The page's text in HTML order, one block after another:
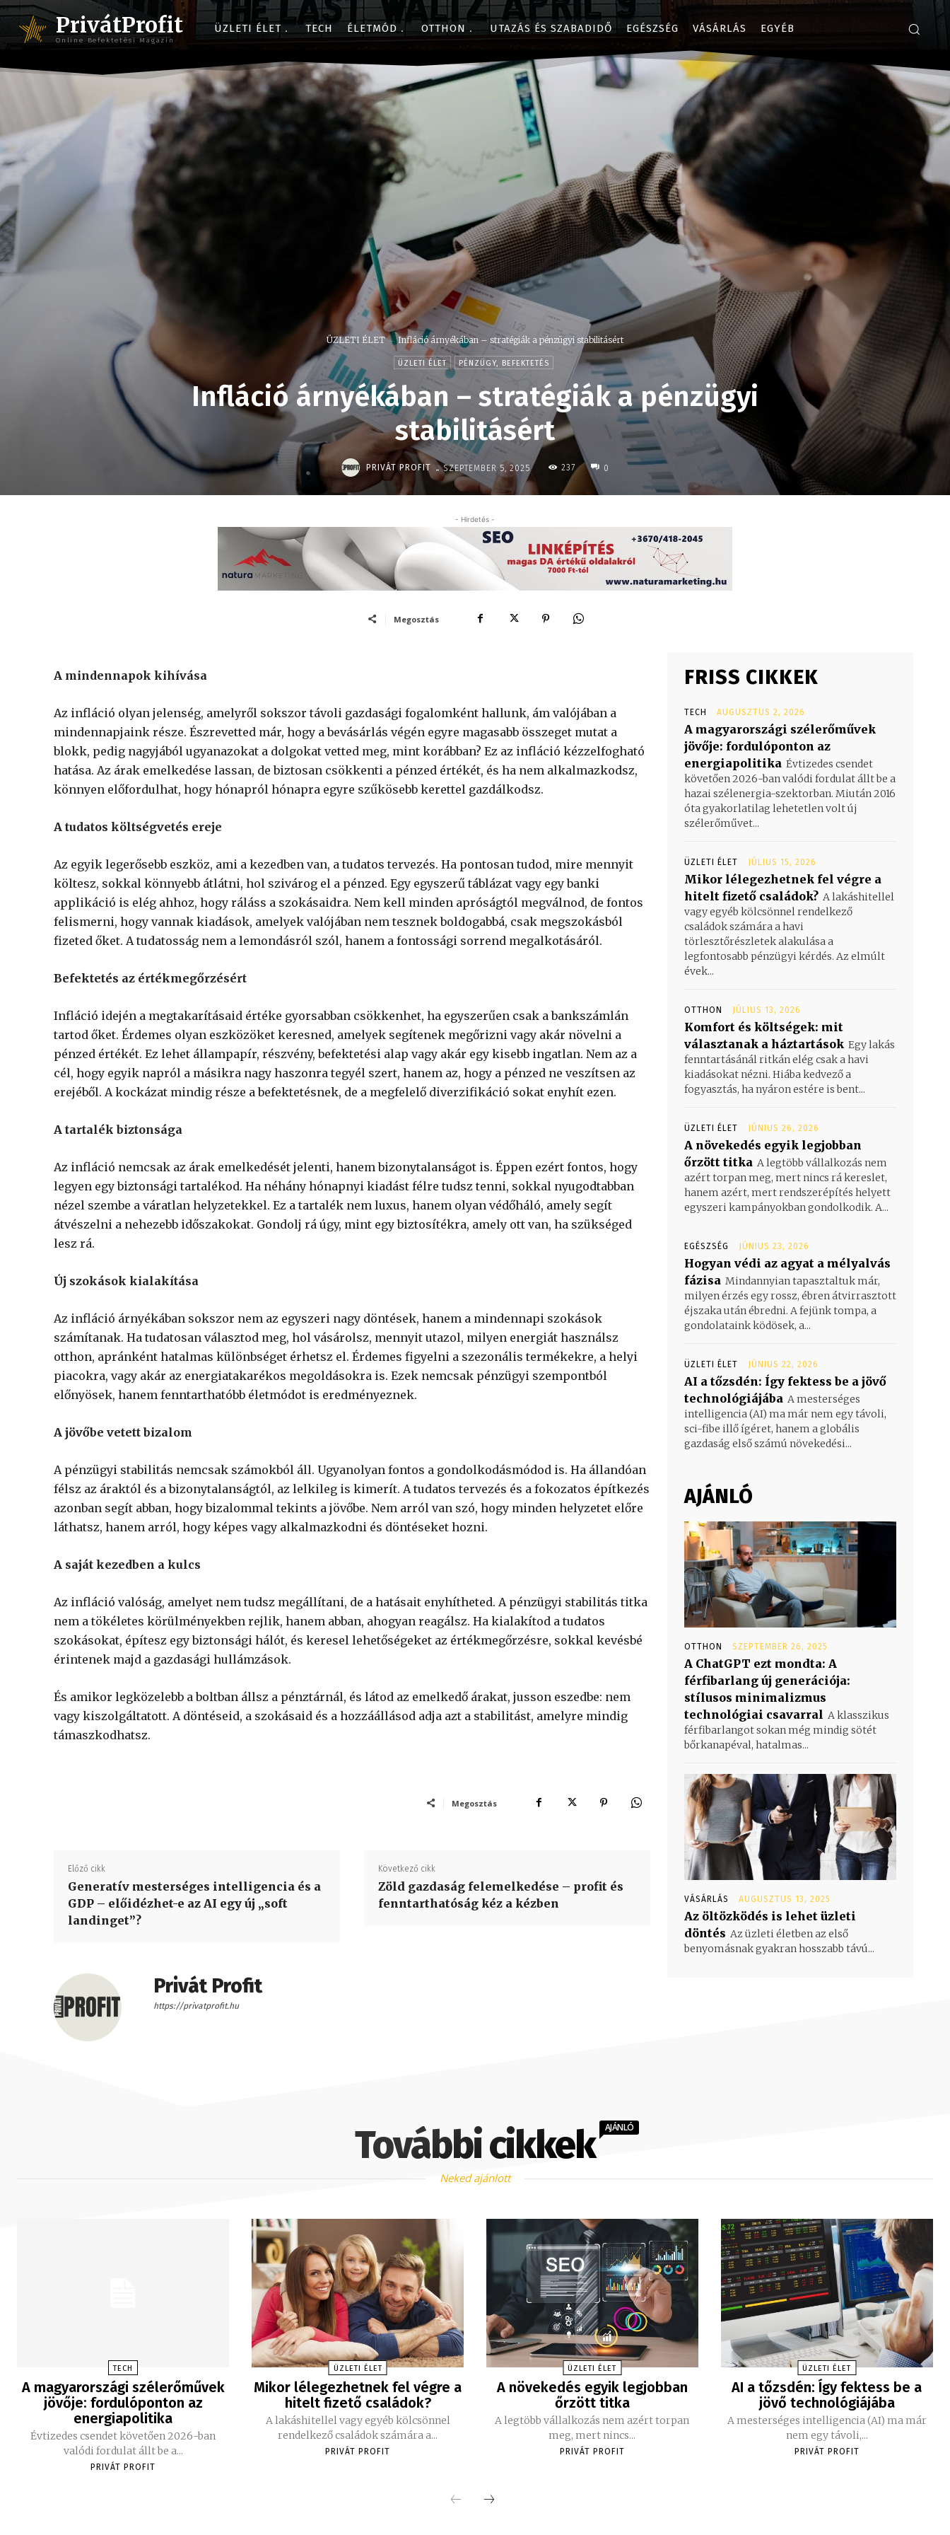
PrivátProfit
Online Befektetési Magazin
ÜZLETI ÉLET TECH ÉLETMÓD OTTHON UTAZÁS ÉS SZABADIDŐ EGÉSZSÉG VÁSÁRLÁS EGYÉB
ÜZLETI ÉLET Infláció árnyékában – stratégiák a pénzügyi stabilitásért
ÜZLETI ÉLET PÉNZÜGY, BEFEKTETÉS
Infláció árnyékában – stratégiák a pénzügyi
stabilitásért
PRIVÁT PROFIT - SZEPTEMBER 5, 2025 237 0
- Hirdetés -
Megosztás
A mindennapok kihívása
Az infláció olyan jelenség, amelyről sokszor távoli gazdasági fogalomként hallunk, ám valójában a
mindennapjaink része. Észrevetted már, hogy a bevásárlás végén egyre magasabb összeget mutat a
blokk, pedig nagyjából ugyanazokat a dolgokat vetted meg, mint korábban? Ez az infláció kézzelfogható
hatása. Az árak emelkedése lassan, de biztosan csökkenti a pénzed értékét, és ha nem alkalmazkodsz,
könnyen előfordulhat, hogy hónapról hónapra egyre szűkösebb kerettel gazdálkodsz.
A tudatos költségvetés ereje
Az egyik legerősebb eszköz, ami a kezedben van, a tudatos tervezés. Ha pontosan tudod, mire mennyit
költesz, sokkal könnyebb átlátni, hol szivárog el a pénzed. Egy egyszerű táblázat vagy egy banki
applikáció is elég ahhoz, hogy ráláss a szokásaidra. Nem kell minden apróságtól megválnod, de fontos
felismerni, hogy vannak kiadások, amelyek valójában nem tesznek boldogabbá, csak megszokásból
fizeted őket. A tudatosság nem a lemondásról szól, hanem a fontossági sorrend megalkotásáról.
Befektetés az értékmegőrzésért
Infláció idején a megtakarításaid értéke gyorsabban csökkenhet, ha egyszerűen csak a bankszámlán
tartod őket. Érdemes olyan eszközöket keresned, amelyek segítenek megőrizni vagy akár növelni a
pénzed értékét. Ez lehet állampapír, részvény, befektetési alap vagy akár egy kisebb ingatlan. Nem az a
cél, hogy egyik napról a másikra nagy haszonra tegyél szert, hanem az, hogy a pénzed ne veszítsen az
erejéből. A kockázat mindig része a befektetésnek, de a megfelelő diverzifikáció sokat enyhít ezen.
A tartalék biztonsága
Az infláció nemcsak az árak emelkedését jelenti, hanem bizonytalanságot is. Éppen ezért fontos, hogy
legyen egy biztonsági tartalékod. Ha néhány hónapnyi kiadást félre tudsz tenni, sokkal nyugodtabban
nézel szembe a váratlan helyzetekkel. Ez a tartalék nem luxus, hanem olyan védőháló, amely segít
átvészelni a nehezebb időszakokat. Gondolj rá úgy, mint egy biztosítékra, amely ott van, ha szükséged
lesz rá.
Új szokások kialakítása
Az infláció árnyékában sokszor nem az egyszeri nagy döntések, hanem a mindennapi szokások
számítanak. Ha tudatosan választod meg, hol vásárolsz, mennyit utazol, milyen energiát használsz
otthon, apránként hatalmas különbséget érhetsz el. Érdemes figyelni a szezonális termékekre, a helyi
piacokra, vagy akár az energiatakarékos megoldásokra is. Ezek nemcsak pénzügyi szempontból
előnyösek, hanem fenntarthatóbb életmódot is eredményeznek.
A jövőbe vetett bizalom
A pénzügyi stabilitás nemcsak számokból áll. Ugyanolyan fontos a gondolkodásmódod is. Ha állandóan
félsz az áraktól és a bizonytalanságtól, az lelkileg is kimerít. A tudatos tervezés és a fokozatos építkezés
azonban segít abban, hogy bizalommal tekints a jövőbe. Nem arról van szó, hogy minden helyzetet előre
láthatsz, hanem arról, hogy képes vagy alkalmazkodni és döntéseket hozni.
A saját kezedben a kulcs
Az infláció valóság, amelyet nem tudsz megállítani, de a hatásait enyhítheted. A pénzügyi stabilitás titka
nem a tökéletes körülményekben rejlik, hanem abban, ahogyan reagálsz. Ha kialakítod a tudatos
szokásokat, építesz egy biztonsági hálót, és keresel lehetőségeket az értékmegőrzésre, sokkal kevésbé
érintenek majd a gazdasági hullámzások.
És amikor legközelebb a boltban állsz a pénztárnál, és látod az emelkedő árakat, jusson eszedbe: nem
vagy kiszolgáltatott. A döntéseid, a szokásaid és a hozzáállásod adja azt a stabilitást, amelyre mindig
támaszkodhatsz.
Megosztás
Előző cikk
Generatív mesterséges intelligencia és a
GDP – előidézhet-e az AI egy új „soft
landinget”?
Következő cikk
Zöld gazdaság felemelkedése – profit és
fenntarthatóság kéz a kézben
Privát Profit
https://privatprofit.hu
FRISS CIKKEK
TECH AUGUSZTUS 2, 2026
A magyarországi szélerőművek
jövője: fordulóponton az
energiapolitika Évtizedes csendet
követően 2026-ban valódi fordulat állt be a
hazai szélenergia-szektorban. Miután 2016
óta gyakorlatilag lehetetlen volt új
szélerőművet...
ÜZLETI ÉLET JÚLIUS 15, 2026
Mikor lélegezhetnek fel végre a
hitelt fizető családok? A lakáshitellel
vagy egyéb kölcsönnel rendelkező
családok számára a havi
törlesztőrészletek alakulása a
legfontosabb pénzügyi kérdés. Az elmúlt
évek...
OTTHON JÚLIUS 13, 2026
Komfort és költségek: mit
választanak a háztartások Egy lakás
fenntartásánál ritkán elég csak a havi
kiadásokat nézni. Hiába kedvező a
fogyasztás, ha nyáron estére is bent...
ÜZLETI ÉLET JÚNIUS 26, 2026
A növekedés egyik legjobban
őrzött titka A legtöbb vállalkozás nem
azért torpan meg, mert nincs rá kereslet,
hanem azért, mert rendszerépítés helyett
egyszeri kampányokban gondolkodik. A...
EGÉSZSÉG JÚNIUS 23, 2026
Hogyan védi az agyat a mélyalvás
fázisa Mindannyian tapasztaltuk már,
milyen érzés egy rossz, ébren átvirrasztott
éjszaka után ébredni. A fejünk tompa, a
gondolataink ködösek, a...
ÜZLETI ÉLET JÚNIUS 22, 2026
AI a tőzsdén: Így fektess be a jövő
technológiájába A mesterséges
intelligencia (AI) ma már nem egy távoli,
sci-fibe illő ígéret, hanem a globális
gazdaság első számú növekedési...
AJÁNLÓ
OTTHON SZEPTEMBER 26, 2025
A ChatGPT ezt mondta: A
férfibarlang új generációja:
stílusos minimalizmus
technológiai csavarral A klasszikus
férfibarlangot sokan még mindig sötét
bőrkanapéval, hatalmas...
VÁSÁRLÁS AUGUSZTUS 13, 2025
Az öltözködés is lehet üzleti
döntés Az üzleti életben az első
benyomásnak gyakran hosszabb távú...
További cikkek AJÁNLÓ
Neked ajánlott
TECH
A magyarországi szélerőművek
jövője: fordulóponton az
energiapolitika
Évtizedes csendet követően 2026-ban
valódi fordulat állt be a...
PRIVÁT PROFIT
ÜZLETI ÉLET
Mikor lélegezhetnek fel végre a
hitelt fizető családok?
A lakáshitellel vagy egyéb kölcsönnel
rendelkező családok számára a...
PRIVÁT PROFIT
ÜZLETI ÉLET
A növekedés egyik legjobban
őrzött titka
A legtöbb vállalkozás nem azért torpan
meg, mert nincs...
PRIVÁT PROFIT
ÜZLETI ÉLET
AI a tőzsdén: Így fektess be a
jövő technológiájába
A mesterséges intelligencia (AI) ma már
nem egy távoli,...
PRIVÁT PROFIT